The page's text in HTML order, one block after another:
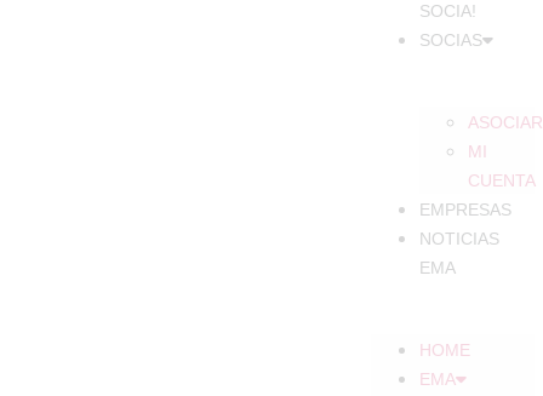
SOCIA!
SOCIAS
MI
CUENTA
EMPRESAS
NOTICIAS
EMA
HOME
EMA